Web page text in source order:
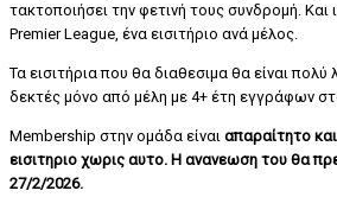
τακτοποιήσει την φετινή τους συνδρομή. Και
Premier League, ένα εισιτήριο ανά μέλος.
Τα εισιτήρια που θα διαθεσιμα θα είναι πολύ
δεκτές μόνο από μέλη με 4+ έτη εγγράφων
Membership στην ομάδα είναι απαραίτητο
εισιτηριο χωρις αυτο. Η ανανεωση του θα
27/2/2026.